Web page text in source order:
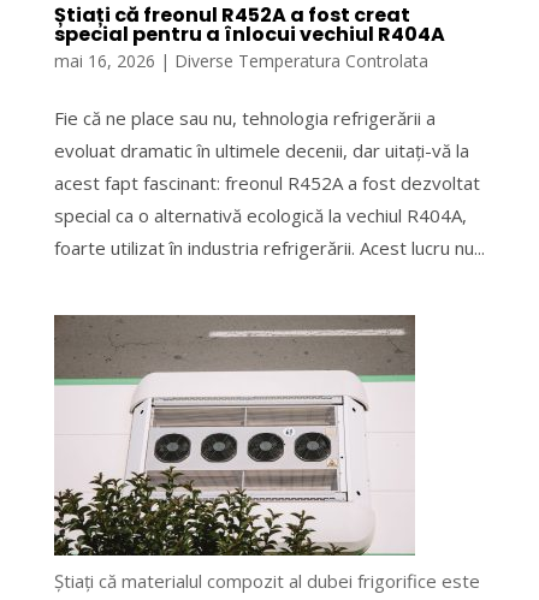
Știați că freonul R452A a fost creat
special pentru a înlocui vechiul R404A
mai 16, 2026 | Diverse Temperatura Controlata
Fie că ne place sau nu, tehnologia refrigerării a
evoluat dramatic în ultimele decenii, dar uitați-vă la
acest fapt fascinant: freonul R452A a fost dezvoltat
special ca o alternativă ecologică la vechiul R404A,
foarte utilizat în industria refrigerării. Acest lucru nu...
Știați că materialul compozit al dubei frigorifice este